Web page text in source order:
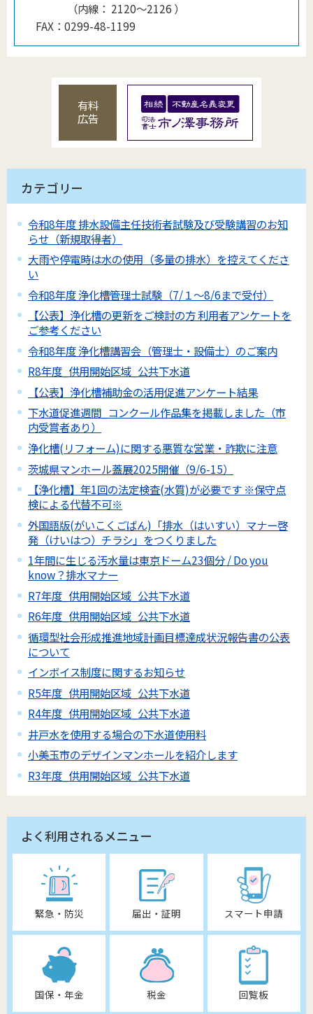
（内線 ： 2120〜2126 ）
FAX： 0299-48-1199
有料
広告
カテゴリー
令和8年度 排水設備主任技術者試験及び受験講習のお知
らせ（新規取得者）
大雨や停電時は水の使用（多量の排水）を控えてくださ
い
令和8年度 浄化槽管理士試験（7/１～8/6まで受付）
【公表】浄化槽の更新をご検討の方 利用者アンケートを
ご参考ください
令和8年度 浄化槽講習会（管理士・設備士）のご案内
R8年度_供用開始区域_公共下水道
【公表】浄化槽補助金の活用促進アンケート結果
下水道促進週間_コンクール作品集を掲載しました（市
内受賞者あり）
浄化槽(リフォーム)に関する悪質な営業・詐欺に注意
茨城県マンホール蓋展2025開催（9/6-15）
【浄化槽】年1回の法定検査(水質)が必要です ※保守点
検による代替不可※
外国語版(がいこくごばん)「排水（はいすい）マナー啓
発（けいはつ）チラシ」をつくりました
1年間に生じる汚水量は東京ドーム23個分 / Do you
know？排水マナー
R7年度_供用開始区域_公共下水道
R6年度_供用開始区域_公共下水道
循環型社会形成推進地域計画目標達成状況報告書の公表
について
インボイス制度に関するお知らせ
R5年度_供用開始区域_公共下水道
R4年度_供用開始区域_公共下水道
井戸水を使用する場合の下水道使用料
小美玉市のデザインマンホールを紹介します
R3年度_供用開始区域_公共下水道
よく利用されるメニュー
緊急・防災 届出・証明 スマート申請
国保・年金 税金 回覧板